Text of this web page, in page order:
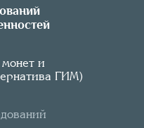
и
ГИМ)